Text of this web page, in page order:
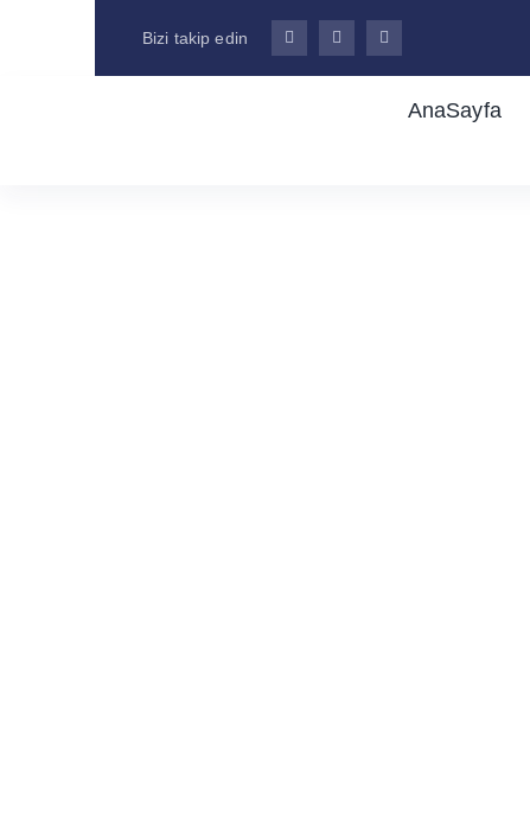
Bizi takip edin
AnaSayfa